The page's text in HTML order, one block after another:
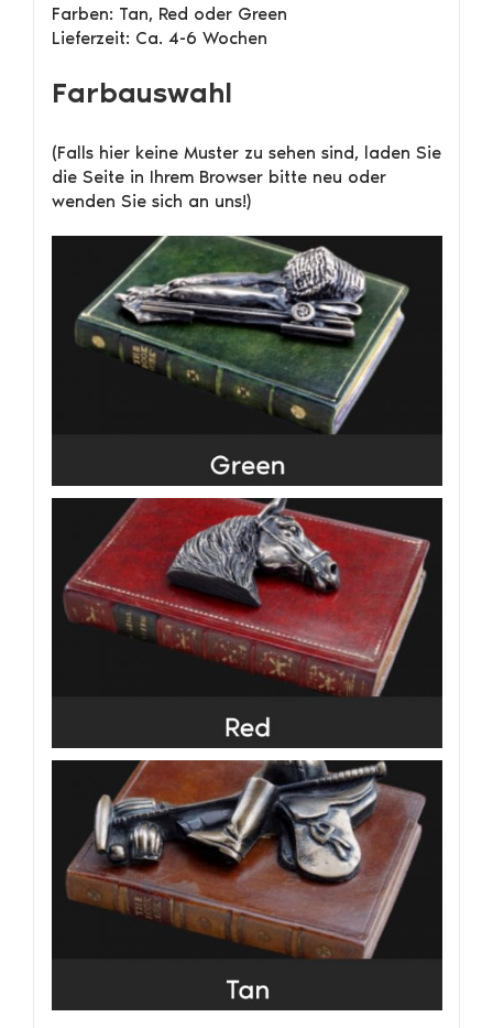
Farben: Tan, Red oder Green
Lieferzeit: Ca. 4-6 Wochen
Farbauswahl
(Falls hier keine Muster zu sehen sind, laden Sie
die Seite in Ihrem Browser bitte neu oder
wenden Sie sich an uns!)